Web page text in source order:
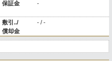
保証金 -
敷引../
償却金
- / -